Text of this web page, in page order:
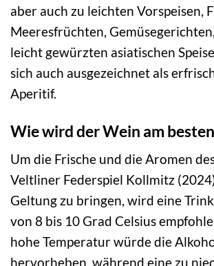
aber auch zu leichten Vorspeisen,
Meeresfrüchten,
leicht gewürzten asiatischen
sich auch ausgezeichnet als
Aperitif.
Wie wird der Wein am
Um die Frische und die Aromen
Veltliner Federspiel Kollmitz
Geltung zu bringen, wird eine
von 8 bis 10 Grad Celsius
hohe Temperatur würde die
hervorheben, während eine zu